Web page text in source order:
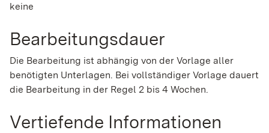
keine
Bearbeitungsdauer
Die Bearbeitung ist abhängig von der Vorlage aller
benötigten Unterlagen. Bei vollständiger Vorlage dauert
die Bearbeitung in der Regel 2 bis 4 Wochen.
Vertiefende Informationen